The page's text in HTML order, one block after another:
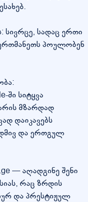
სივრცე, სადაც ერთი
პოულობენ
ში სიტყვა
მზარდად
დაიკავებს
და ერთგულ
— აღადგინე შენი
რაც ზრდის
და პრესტიჟულ